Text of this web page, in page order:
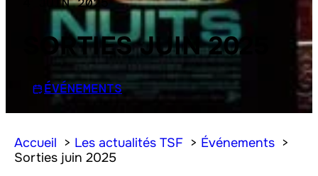
SORTIES JUIN 2025
ÉVÉNEMENTS
Accueil Les actualités TSF
Événements
Sorties juin 2025